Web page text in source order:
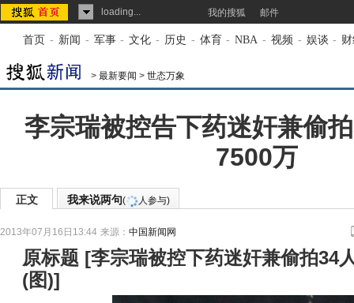
loading... 我的搜狐 邮件
首页 - 新闻 - 军事 - 文化 - 历史 - 体育 - NBA - 视频 - 娱谈 -
> 最新要闻 > 世态万象
李宗瑞被控告下药迷奸兼偷
7500万
正文 我来说两句( 人参与)
2013年07月16日13:44 来源： 中国新闻网
原标题 [李宗瑞被控下药迷奸兼偷拍34
(图)]